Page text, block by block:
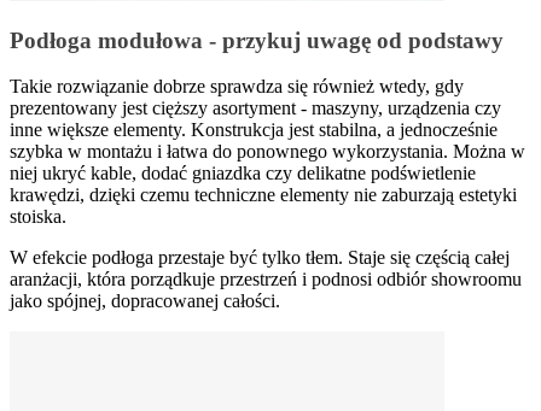
Podłoga modułowa - przykuj uwagę od podstawy
Takie rozwiązanie dobrze sprawdza się również wtedy, gdy
prezentowany jest cięższy asortyment - maszyny, urządzenia czy
inne większe elementy. Konstrukcja jest stabilna, a jednocześnie
szybka w montażu i łatwa do ponownego wykorzystania. Można w
niej ukryć kable, dodać gniazdka czy delikatne podświetlenie
krawędzi, dzięki czemu techniczne elementy nie zaburzają estetyki
stoiska.
W efekcie podłoga przestaje być tylko tłem. Staje się częścią całej
aranżacji, która porządkuje przestrzeń i podnosi odbiór showroomu
jako spójnej, dopracowanej całości.